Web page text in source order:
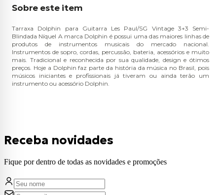
Sobre este item
Tarraxa Dolphin para Guitarra Les Paul/SG Vintage 3+3 Semi-
Blindada Níquel A marca Dolphin é possui uma das maiores linhas de
produtos de instrumentos musicais do mercado nacional.
Instrumentos de sopro, cordas, percussão, bateria, acessórios e muito
mais. Tradicional e reconhecida por sua qualidade, design e ótimos
preços. Hoje a Dolphin faz parte da história da música no Brasil, pois
músicos iniciantes e profissionais já tiveram ou ainda terão um
instrumento ou acessório Dolphin.
Receba novidades
Fique por dentro de todas as novidades e promoções